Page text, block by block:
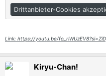
Drittanbieter-Cookies
Link: https://youtu.be/
Kiryu-Chan!